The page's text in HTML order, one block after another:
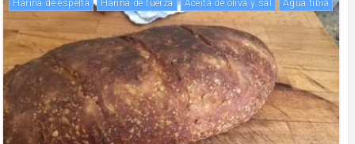
Harina de espelta harina de fuerza Aceita de oliva y sal Agua tibia